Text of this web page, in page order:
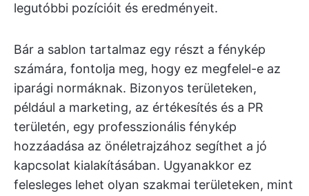
legutóbbi pozícióit és eredményeit.
Bár a sablon tartalmaz egy részt a fénykép
számára, fontolja meg, hogy ez megfelel-e az
iparági normáknak. Bizonyos területeken,
például a marketing, az értékesítés és a PR
területén, egy professzionális fénykép
hozzáadása az önéletrajzához segíthet a jó
kapcsolat kialakításában. Ugyanakkor ez
felesleges lehet olyan szakmai területeken, mint